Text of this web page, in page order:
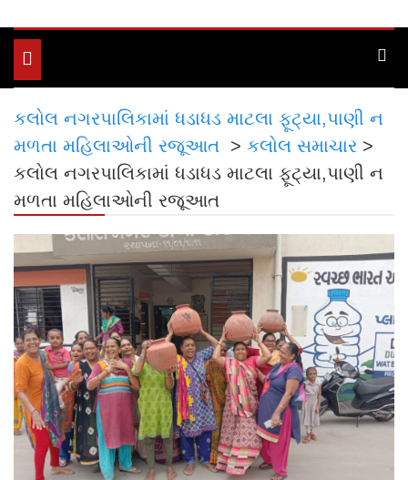
Toggle
navigation
કલોલ નગરપાલિકામાં ધડાધડ માટલા ફૂટ્યા,પાણી ન
મળતા મહિલાઓની રજૂઆત > કલોલ સમાચાર >
કલોલ નગરપાલિકામાં ધડાધડ માટલા ફૂટ્યા,પાણી ન
મળતા મહિલાઓની રજૂઆત